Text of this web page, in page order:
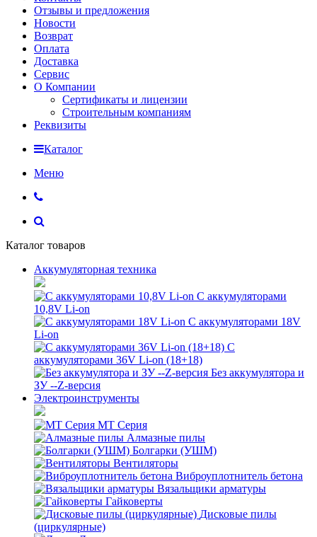
Отзывы и предложения
Новости
Возврат
Оплата
Доставка
Сервис
О Компании
Сертификаты и лицензии
Строительным компаниям
Реквизиты
Каталог
Меню
Каталог товаров
Аккумуляторная техника
С аккумуляторами
10,8V Li-on
С аккумуляторами 18V
Li-on
С
аккумуляторами 36V Li-on (18+18)
Без аккумулятора и
ЗУ --Z-версия
Электроинструменты
MT Серия
Алмазные пилы
Болгарки (УШМ)
Вентиляторы
Виброуплотнитель бетона
Вязальщики арматуры
Гайковерты
Дисковые пилы
(циркулярные)